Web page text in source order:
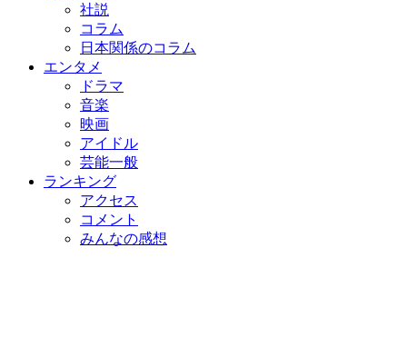
社説
コラム
日本関係のコラム
エンタメ
ドラマ
音楽
映画
アイドル
芸能一般
ランキング
アクセス
コメント
みんなの感想